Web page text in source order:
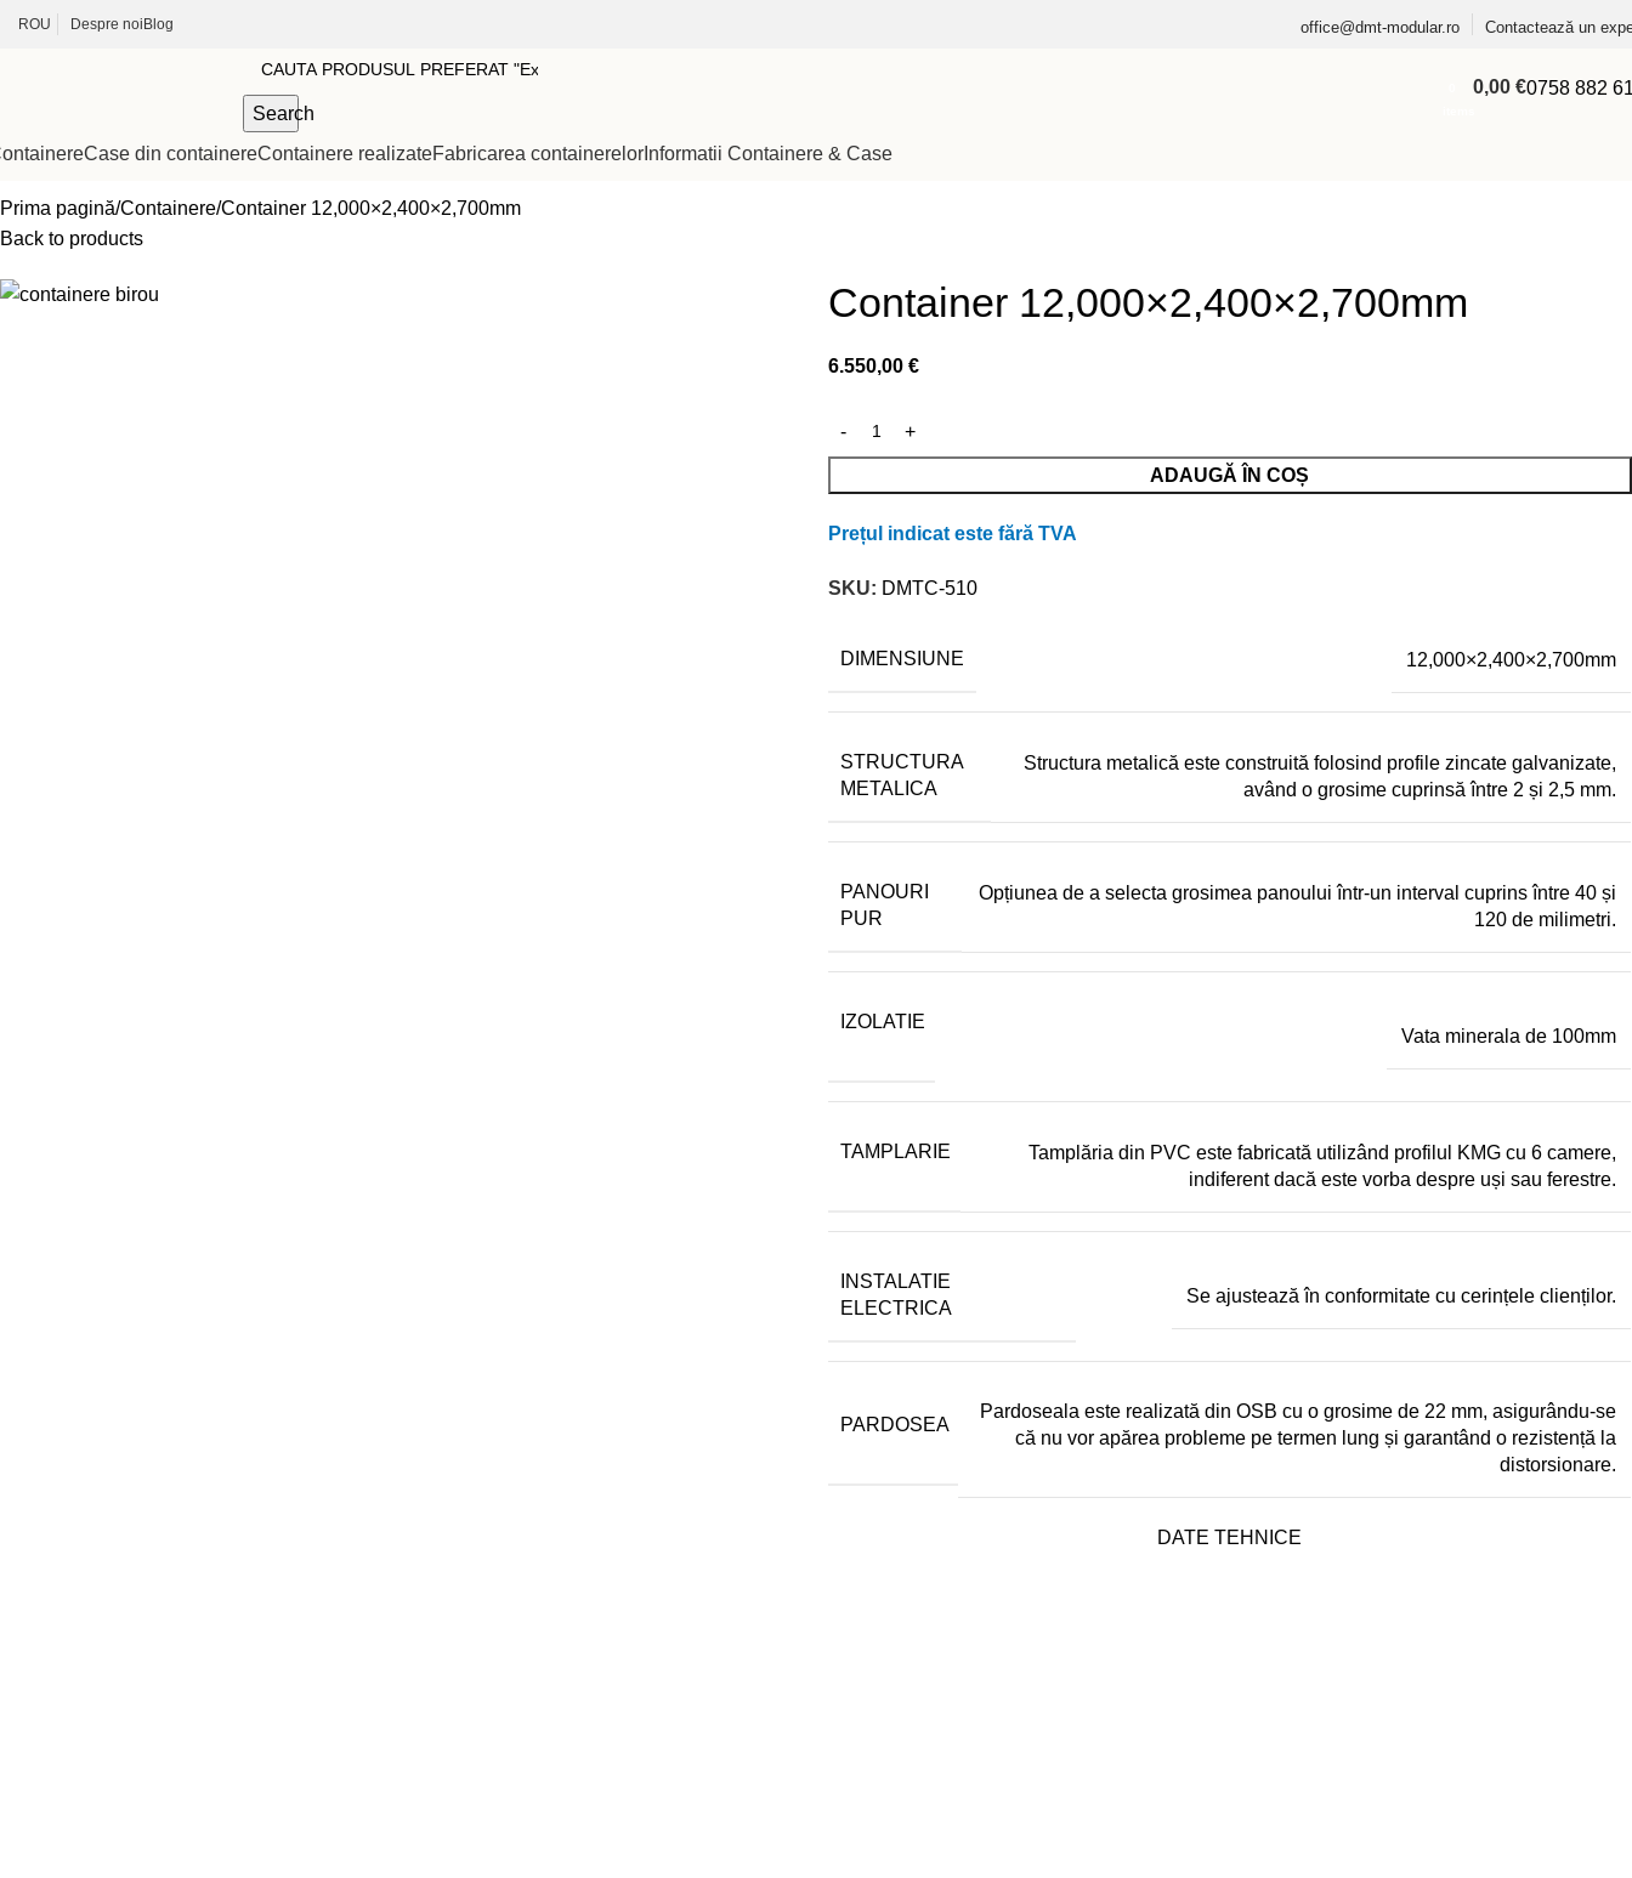
ROU Despre noi Blog office@dmt-modular.ro Contactează un
Search
0,00 €0758 882
Case din containereContainere realizateFabricarea containerelor Informatii Containere & Case
Prima pagină Containere Container 12,000×2,400×2,700mm
Back to products
Container 12,000×2,400×2,700mm
6.550,00 €
ADAUGĂ ÎN COȘ
Prețul indicat este fără TVA
SKU: DMTC-510
DIMENSIUNE 12,000×2,400×2,700mm
STRUCTURA
METALICA
Structura metalică este construită folosind profile zincate galvanizate,
având o grosime cuprinsă între 2 și 2,5 mm.
PANOURI
PUR
Opțiunea de a selecta grosimea panoului într-un interval cuprins între 40 și
120 de milimetri.
IZOLATIE
Vata minerala de 100mm
TAMPLARIE
Tamplăria din PVC este fabricată utilizând profilul KMG cu 6 camere,
indiferent dacă este vorba despre uși sau ferestre.
INSTALATIE
ELECTRICA
Se ajustează în conformitate cu cerințele clienților.
PARDOSEA
Pardoseala este realizată din OSB cu o grosime de 22 mm, asigurându-se
că nu vor apărea probleme pe termen lung și garantând o rezistență la
distorsionare.
DATE TEHNICE